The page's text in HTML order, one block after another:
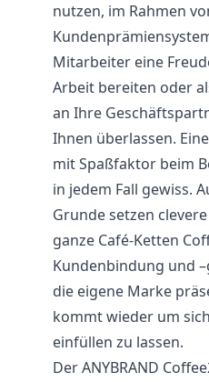
nutzen, im Rahmen
Mitarbeiter eine
Arbeit bereiten oder
an Ihre
Ihnen überlassen.
mit Spaßfaktor beim
in jedem Fall gewiss.
Grunde setzen
ganze Café-Ketten
Kundenbindung und
die eigene Marke
kommt wieder um
einfüllen zu lassen.
Der ANYBRAND